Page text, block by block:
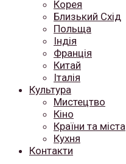
Корея
Близький Схід
Польща
Індія
Франція
Китай
Італія
Культура
Мистецтво
Кіно
Країни та міста
Кухня
Контакти